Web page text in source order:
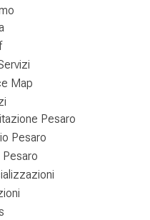
Map
Pesaro
Pesaro
Pesaro